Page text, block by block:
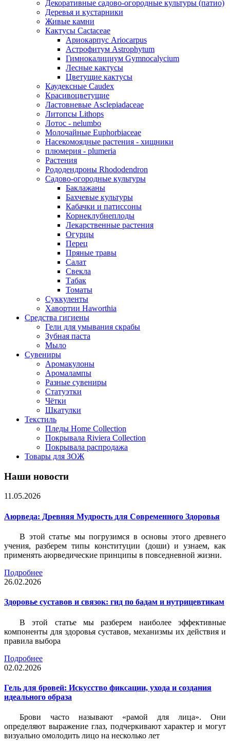
Декоративные садово-огородные культуры (патио)
Деревья и кустарники
Живые камни
Кактусы Cactaceae
Ариокарпус Ariocarpus
Астрофитум Astrophytum
Гимнокалициум Gymnocalycium
Лесные кактусы
Цветущие кактусы
Каудексные Caudex
Красивоцветущие
Ластовневые Asclepiadaceae
Литопсы Lithops
Лотос - nelumbo
Молочайные Euphorbiaceae
Насекомоядные растения - хищники
плюмерия - plumeria
Растения
Рододендроны Rhododendron
Садово-огородные культуры
Баклажаны
Бахчевые культуры
Кабачки и патиссоны
Корнеклубнеплоды
Лекарственные растения
Огурцы
Перец
Пряные травы
Салат
Свекла
Табак
Томаты
Суккуленты
Хавортии Haworthia
Средства гигиены
Гели для умывания скрабы
Зубная паста
Мыло
Сувениры
Аромакулоны
Аромалампы
Разные сувениры
Статуэтки
Чётки
Шкатулки
Текстиль
Пледы Home Collection
Покрывала Riviera Collection
Покрывала распродажа
Товары для ЗОЖ
Наши новости
11.05.2026
Аюрведа: Древняя Мудрость для Современного Здоровья
В этой статье мы погрузимся в основы этого древнего
учения, разберем типы конституции (доши) и узнаем, как
применять аюрведические принципы в повседневной жизни.
Подробнее
26.02.2026
Здоровье суставов и связок: гид по бадам и нутрицевтикам
В этой статье мы разберем наиболее эффективные
компоненты для здоровья суставов, механизмы их действия и
правила выбора
Подробнее
02.02.2026
Гель для бровей: Искусство фиксации, ухода и создания
идеального образа
Брови часто называют «рамой для лица». Они
определяют выражение глаз, подчеркивают характер и могут
визуально омолодить лицо на несколько лет